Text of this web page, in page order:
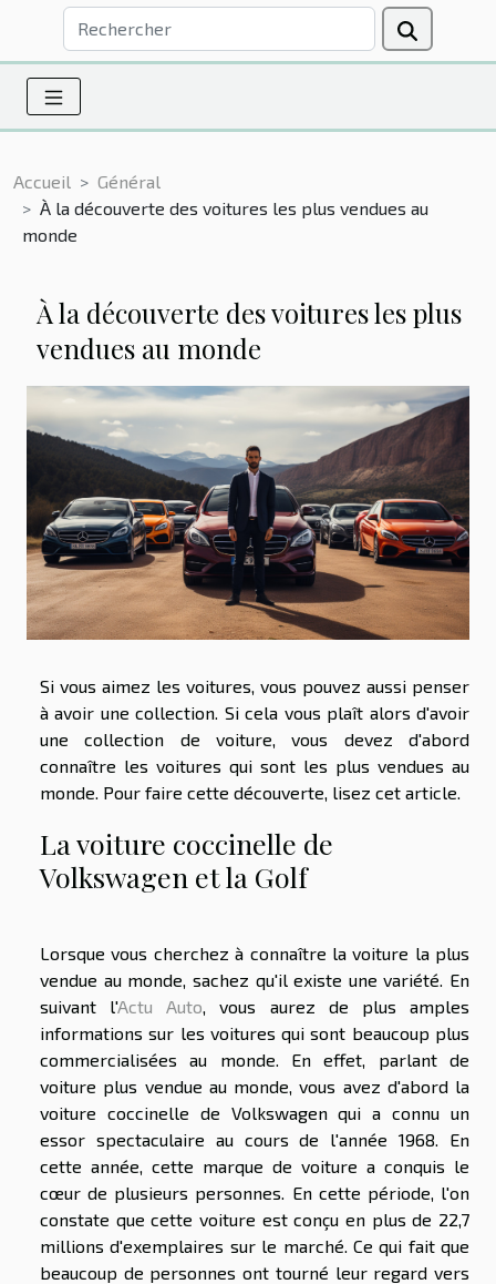
Accueil
Général
À la découverte des voitures les plus vendues au
monde
À la découverte des voitures les plus
vendues au monde
Si vous aimez les voitures, vous pouvez aussi penser
à avoir une collection. Si cela vous plaît alors d'avoir
une collection de voiture, vous devez d'abord
connaître les voitures qui sont les plus vendues au
monde. Pour faire cette découverte, lisez cet article.
La voiture coccinelle de
Volkswagen et la Golf
Lorsque vous cherchez à connaître la voiture la plus
vendue au monde, sachez qu'il existe une variété. En
suivant l'Actu Auto , vous aurez de plus amples
informations sur les voitures qui sont beaucoup plus
commercialisées au monde. En effet, parlant de
voiture plus vendue au monde, vous avez d'abord la
voiture coccinelle de Volkswagen qui a connu un
essor spectaculaire au cours de l'année 1968. En
cette année, cette marque de voiture a conquis le
cœur de plusieurs personnes. En cette période, l'on
constate que cette voiture est conçu en plus de 22,7
millions d'exemplaires sur le marché. Ce qui fait que
beaucoup de personnes ont tourné leur regard vers